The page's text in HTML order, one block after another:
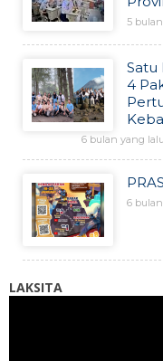
5
Satu
4
6 bulan yang lalu
6
LAKSITA